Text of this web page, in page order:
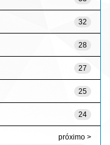
32
28
27
25
24
próximo >